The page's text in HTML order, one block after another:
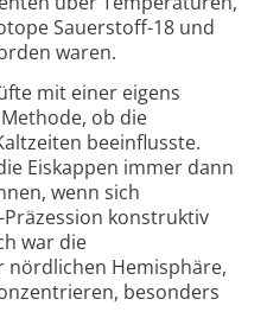
Sauerstoff-18 und
waren.
mit einer eigens
ob die
beeinflusste.
Eiskappen immer dann
wenn sich
konstruktiv
war die
nördlichen Hemisphäre,
besonders